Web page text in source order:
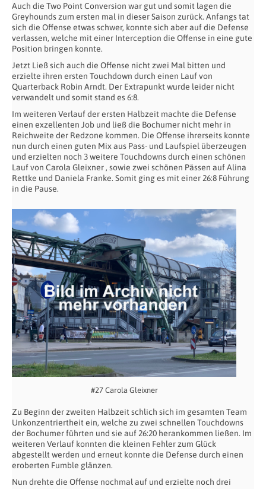
Auch die Two Point Conversion war gut und somit lagen die
Greyhounds zum ersten mal in dieser Saison zurück. Anfangs tat
sich die Offense etwas schwer, konnte sich aber auf die Defense
verlassen, welche mit einer Interception die Offense in eine gute
Position bringen konnte.
Jetzt Ließ sich auch die Offense nicht zwei Mal bitten und
erzielte ihren ersten Touchdown durch einen Lauf von
Quarterback Robin Arndt. Der Extrapunkt wurde leider nicht
verwandelt und somit stand es 6:8.
Im weiteren Verlauf der ersten Halbzeit machte die Defense
einen exzellenten Job und ließ die Bochumer nicht mehr in
Reichweite der Redzone kommen. Die Offense ihrerseits konnte
nun durch einen guten Mix aus Pass- und Laufspiel überzeugen
und erzielten noch 3 weitere Touchdowns durch einen schönen
Lauf von Carola Gleixner , sowie zwei schönen Pässen auf Alina
Rettke und Daniela Franke. Somit ging es mit einer 26:8 Führung
in die Pause.
#27 Carola Gleixner
Zu Beginn der zweiten Halbzeit schlich sich im gesamten Team
Unkonzentriertheit ein, welche zu zwei schnellen Touchdowns
der Bochumer führten und sie auf 26:20 herankommen ließen. Im
weiteren Verlauf konnten die kleinen Fehler zum Glück
abgestellt werden und erneut konnte die Defense durch einen
eroberten Fumble glänzen.
Nun drehte die Offense nochmal auf und erzielte noch drei